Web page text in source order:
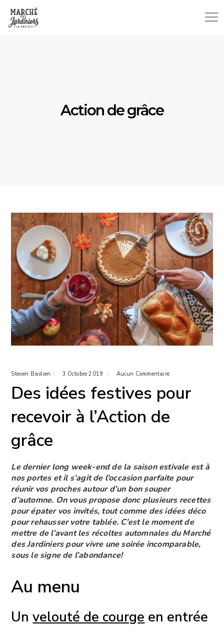
Action de grâce
Steven Bastien 3 Octobre 2019 Aucun Commentaire
Des idées festives pour
recevoir à l’Action de
grâce
Le dernier long week-end de la saison estivale est à
nos portes et il s’agit de l’occasion parfaite pour
réunir vos proches autour d’un bon souper
d’automne. On vous propose donc plusieurs recettes
pour épater vos invités, tout comme des idées déco
pour rehausser votre tablée. C’est le moment de
mettre de l’avant les récoltes automnales du Marché
des Jardiniers pour vivre une soirée incomparable,
sous le signe de l’abondance!
Au menu
Unvelouté de courgeen entrée